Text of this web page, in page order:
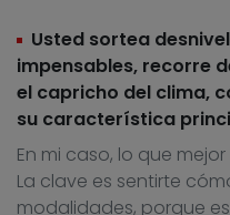
Usted sortea
impensables, recorre
el capricho del clima,
su característica
En mi caso, lo que
La clave es sentirte
modalidades, porque